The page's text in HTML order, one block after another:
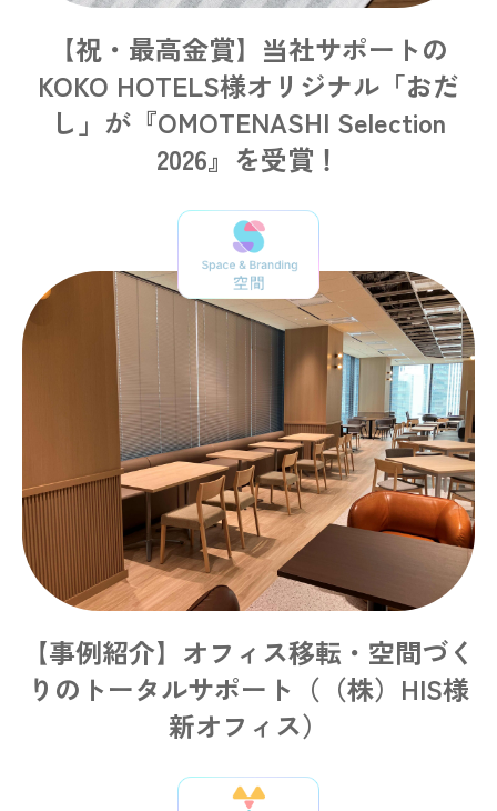
【祝・最高金賞】当社サポートの
KOKO HOTELS様オリジナル「おだ
し」が『OMOTENASHI Selection
2026』を受賞！
【事例紹介】オフィス移転・空間づく
りのトータルサポート（（株）HIS様
新オフィス）